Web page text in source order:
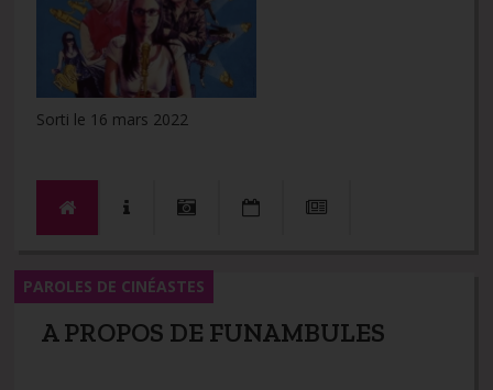
Sorti le 16 mars 2022
A PROPOS DE FUNAMBULES
PAROLES DE CINÉASTES